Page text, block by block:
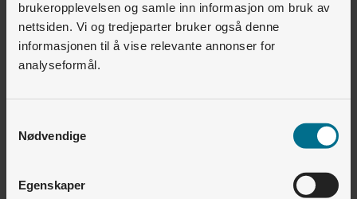
brukeropplevelsen og samle inn informasjon om bruk av
nettsiden. Vi og tredjeparter bruker også denne
informasjonen til å vise relevante annonser for
analyseformål.
Nødvendige
Egenskaper
ikke er dette fra før.
Du mottar ordrebekreftelse og
Etter at varmepumpen er montert får du en
faktura på 6000 kroner som du betaler.
Du betaler vanlig strømregning pluss